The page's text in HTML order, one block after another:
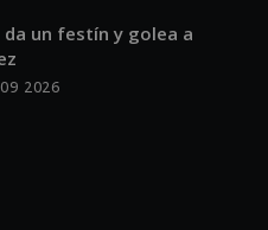
da un festín y golea a
2026